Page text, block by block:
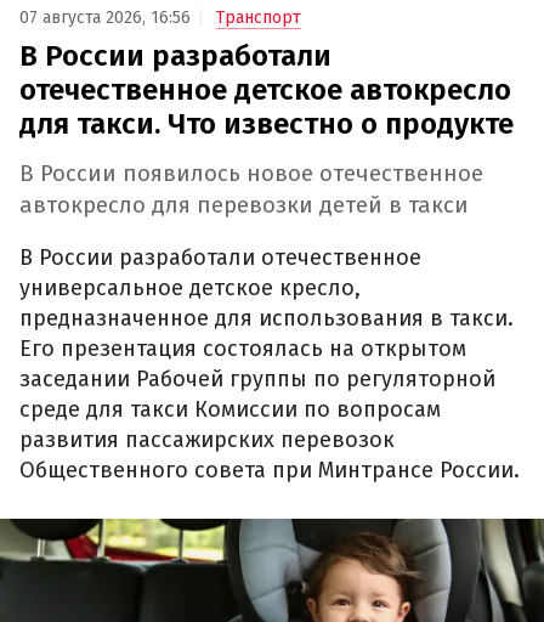
07 августа 2026, 16:56 Транспорт
В России разработали
отечественное детское автокресло
для такси. Что известно о продукте
В России появилось новое отечественное
автокресло для перевозки детей в такси
В России разработали отечественное
универсальное детское кресло,
предназначенное для использования в такси.
Его презентация состоялась на открытом
заседании Рабочей группы по регуляторной
среде для такси Комиссии по вопросам
развития пассажирских перевозок
Общественного совета при Минтрансе России.